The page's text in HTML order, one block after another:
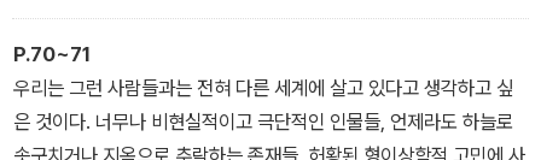
이 점에서 그들은?본인들의 의지와는 상관없이?바로 그것을 전하는
존재다. 또한 목숨을 걸고 그것을 증언하는 사람이며, 그것에 사로잡
힌 채 그것을 가리켜 보이는 존재다. 그들은 스스로 질문을 던지고 있
으나 스스로 답을 준다. 스스로 찾아 헤매고 있으나 오히려 많은 사람
들이 그를 찾아 헤맨다. 말로 표현할 수 없이 위대한 것을 지시하고 암
P.70~71
우리는 그런 사람들과는 전혀 다른 세계에 살고 있다고 생각하고 싶
은 것이다. 너무나 비현실적이고 극단적인 인물들, 언제라도 하늘로
솟구치거나 지옥으로 추락하는 존재들, 허황된 형이상학적 고민에 사